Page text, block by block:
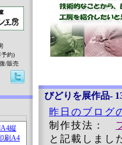
びどりを展作品-
昨日のブログ
制作技法：
と記載しまし
予約)
/販売